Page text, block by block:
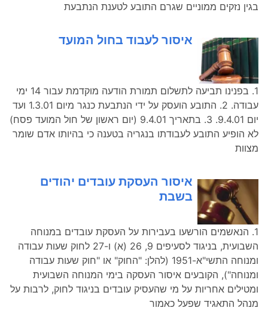
בגין נזקים ממוניים שגרם התובע לטענת הנתבעת
איסור לעבוד בחול המועד
1. בפנינו תביעה לתשלום תמורת הודעה מוקדמת עבור 14 ימי
עבודה. 2. התובע הועסק על ידי הנתבעת כנגר מיום 1.3.01 ועד
יום 9.4.01. 3. בתאריך 9.4.01 (יום ראשון של חול המועד פסח)
לא הופיע התובע לעבודתו בנגריה בטענה כי בהיותו אדם שומר
מצוות
איסור העסקת עובדים יהודים
בשבת
1. הנאשמים הורשעו בעבירות על העסקת עובדים במנוחה
השבועית, בניגוד לסעיפים 9, 26 (א) ו-27 לחוק שעות עבודה
ומנוחה התשי"א-1951 (להלן: "החוק" או "חוק שעות עבודה
ומנוחה"), הקובעים איסור העסקה בימי המנוחה השבועית
ומטילים אחריות על מי שהעסיק עובדים בניגוד לחוק, לרבות על
מנהל התאגיד שפעל כאמור